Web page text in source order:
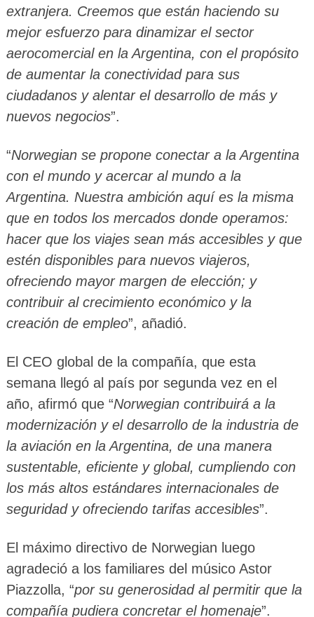
extranjera. Creemos que están haciendo su
mejor esfuerzo para dinamizar el sector
aerocomercial en la Argentina, con el propósito
de aumentar la conectividad para sus
ciudadanos y alentar el desarrollo de más y
nuevos negocios”.
“Norwegian se propone conectar a la Argentina
con el mundo y acercar al mundo a la
Argentina. Nuestra ambición aquí es la misma
que en todos los mercados donde operamos:
hacer que los viajes sean más accesibles y que
estén disponibles para nuevos viajeros,
ofreciendo mayor margen de elección; y
contribuir al crecimiento económico y la
creación de empleo”, añadió.
El CEO global de la compañía, que esta
semana llegó al país por segunda vez en el
año, afirmó que “Norwegian contribuirá a la
modernización y el desarrollo de la industria de
la aviación en la Argentina, de una manera
sustentable, eficiente y global, cumpliendo con
los más altos estándares internacionales de
seguridad y ofreciendo tarifas accesibles”.
El máximo directivo de Norwegian luego
agradeció a los familiares del músico Astor
Piazzolla, “por su generosidad al permitir que la
compañía pudiera concretar el homenaje”.